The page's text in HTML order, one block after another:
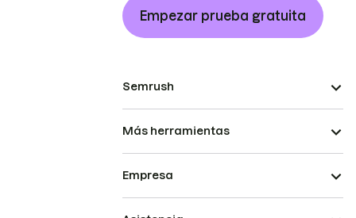
Empezar prueba gratuita
Semrush
Más herramientas
Empresa